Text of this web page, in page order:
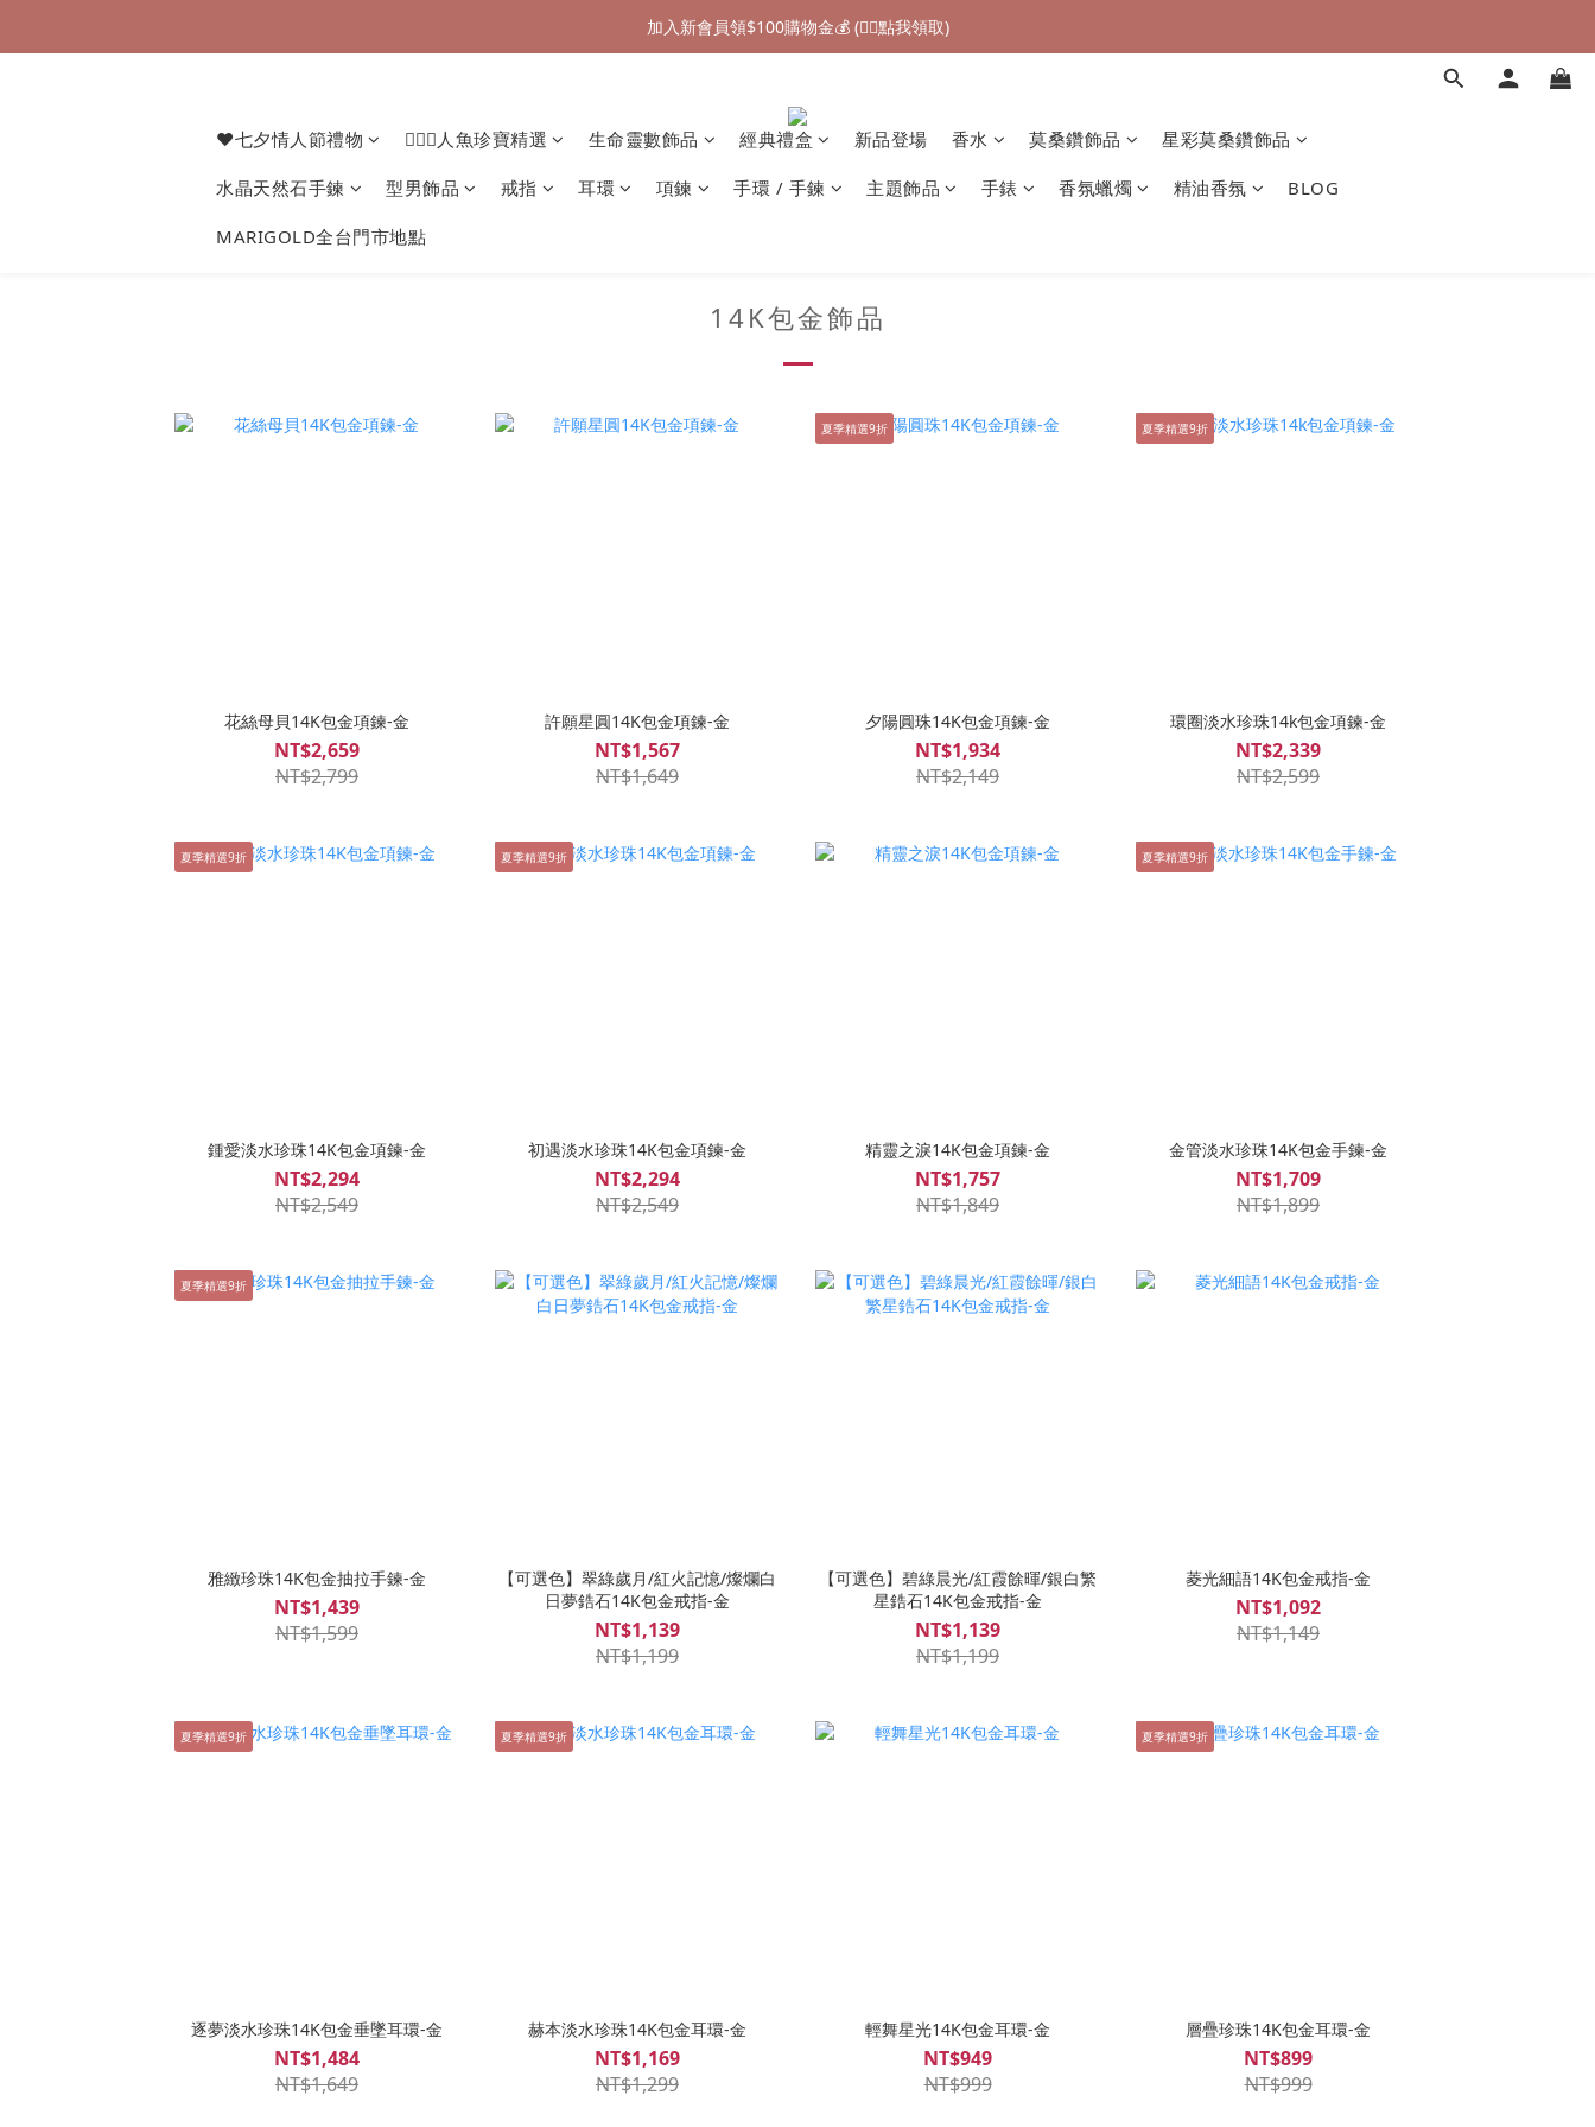
加入新會員領$100購物金💰 (👉🏻點我領取)
加入新會員領$100購物金💰 (👉🏻點我領取)
加入新會員領$100購物金💰 (👉🏻點我領取)
❤七夕情人節禮物 🧜🏻‍♀️人魚珍寶精選 生命靈數飾品 經典禮盒 新品登場 香水 莫桑鑽飾品 星彩莫桑鑽飾品
水晶天然石手鍊 型男飾品 戒指 耳環 項鍊 手環 / 手鍊 主題飾品 手錶 香氛蠟燭 精油香氛 BLOG
MARIGOLD全台門市地點
14K包金飾品
花絲母貝14K包金項鍊-金
NT$2,659
NT$2,799
許願星圓14K包金項鍊-金
NT$1,567
NT$1,649
夏季精選9折
夕陽圓珠14K包金項鍊-金
NT$1,934
NT$2,149
夏季精選9折
環圈淡水珍珠14k包金項鍊-金
NT$2,339
NT$2,599
夏季精選9折
鍾愛淡水珍珠14K包金項鍊-金
NT$2,294
NT$2,549
夏季精選9折
初遇淡水珍珠14K包金項鍊-金
NT$2,294
NT$2,549
精靈之淚14K包金項鍊-金
NT$1,757
NT$1,849
夏季精選9折
金管淡水珍珠14K包金手鍊-金
NT$1,709
NT$1,899
夏季精選9折
雅緻珍珠14K包金抽拉手鍊-金
NT$1,439
NT$1,599
【可選色】翠綠歲月/紅火記憶/燦爛白
日夢鋯石14K包金戒指-金
NT$1,139
NT$1,199
【可選色】碧綠晨光/紅霞餘暉/銀白繁
星鋯石14K包金戒指-金
NT$1,139
NT$1,199
菱光細語14K包金戒指-金
NT$1,092
NT$1,149
夏季精選9折
逐夢淡水珍珠14K包金垂墜耳環-金
NT$1,484
NT$1,649
夏季精選9折
赫本淡水珍珠14K包金耳環-金
NT$1,169
NT$1,299
輕舞星光14K包金耳環-金
NT$949
NT$999
夏季精選9折
層疊珍珠14K包金耳環-金
NT$899
NT$999